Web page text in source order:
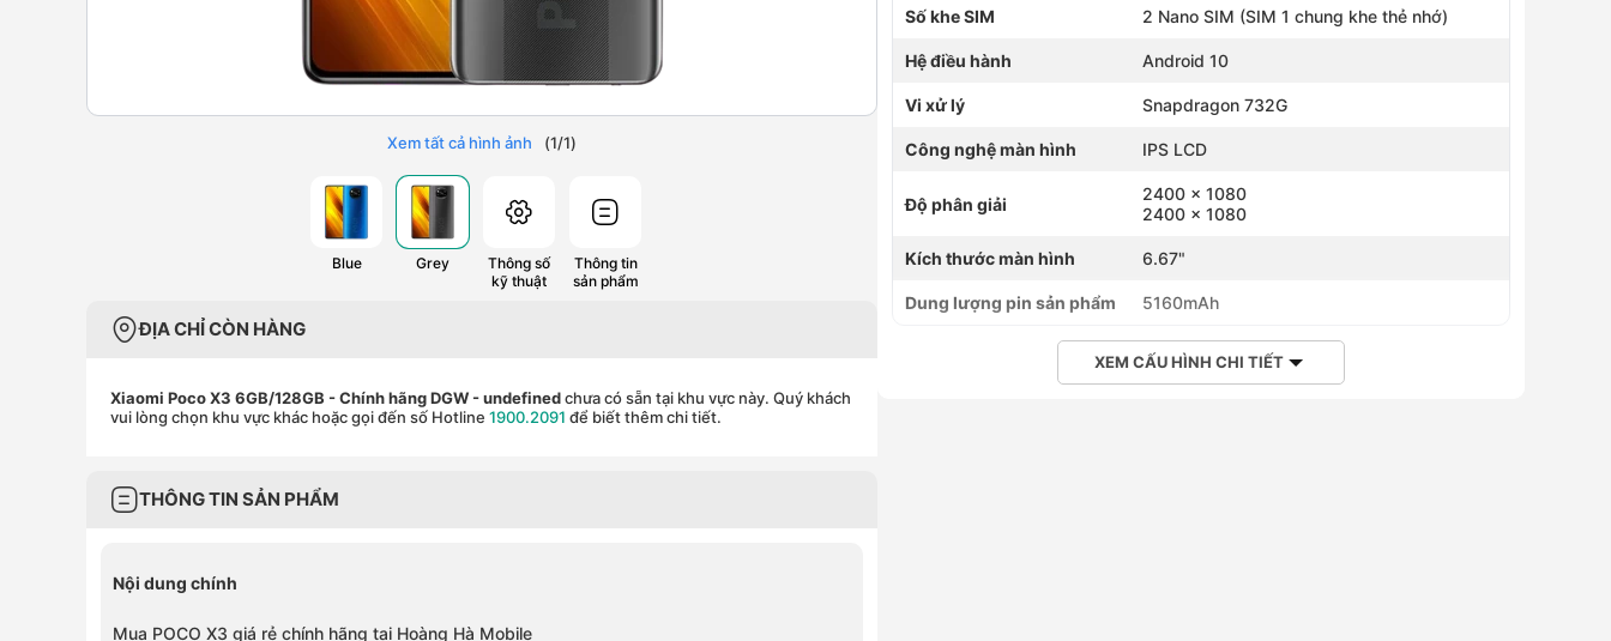
Xem tất cả hình ảnh (1/1)
Blue Grey
Thông số
kỹ thuật
Thông tin
sản phẩm
ĐỊA CHỈ CÒN HÀNG
Xiaomi Poco X3 6GB/128GB - Chính hãng DGW - undefinedchưa có sẵn tại khu vực này. Quý khách
vui lòng chọn khu vực khác hoặc gọi đến số Hotline 1900.2091 để biết thêm chi tiết.
THÔNG TIN SẢN PHẨM
Nội dung chính
Mua POCO X3 giá rẻ chính hãng tại Hoàng Hà Mobile
Số khe SIM 2 Nano SIM (SIM 1 chung khe thẻ nhớ)
Hệ điều hành Android 10
Vi xử lý Snapdragon 732G
Công nghệ màn hình IPS LCD
Độ phân giải
2400 x 1080
2400 x 1080
Kích thước màn hình 6.67"
Dung lượng pin sản phẩm 5160mAh
XEM CẤU HÌNH CHI TIẾT